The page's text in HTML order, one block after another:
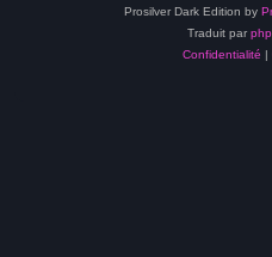
Prosilver Dark Edition by
Traduit par
Confidentialité |